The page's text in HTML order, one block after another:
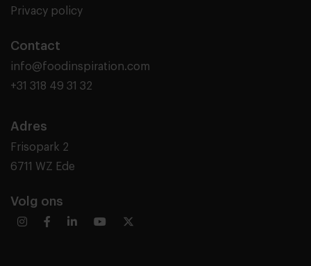
Privacy policy
Contact
info@foodinspiration.com
+31 318 49 31 32
Adres
Frisopark 2
6711 WZ Ede
Volg ons